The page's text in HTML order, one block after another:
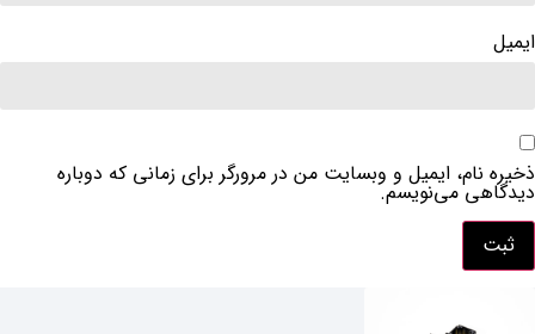
ایمیل و وبسایت من در مرورگر برای زمانی که دوباره
می‌نویسم.